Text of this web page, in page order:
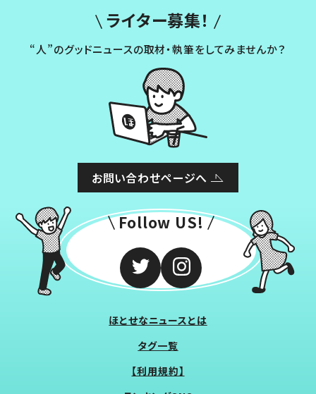
ライター募集！
“人”のグッドニュースの取材・執筆をしてみませんか？
お問い合わせページへ
Follow US!
ほとせなニュースとは
タグ一覧
【利用規約】